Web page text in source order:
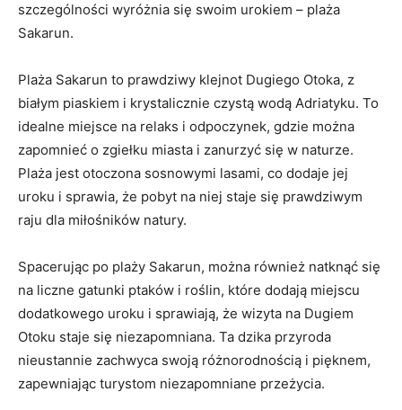
szczególności wyróżnia ‌się ​swoim ⁣urokiem –​ plaża‌
Sakarun.
Plaża Sakarun to prawdziwy ⁣klejnot Dugiego Otoka,⁤ z
białym piaskiem i krystalicznie czystą wodą Adriatyku. To
idealne ⁢miejsce na ​relaks i odpoczynek, gdzie ‌można
zapomnieć o ‌zgiełku miasta ​i zanurzyć się w naturze.
‌Plaża jest ‌otoczona sosnowymi lasami, co dodaje jej
uroku ​i sprawia, że pobyt⁢ na niej ​staje się prawdziwym⁤
raju⁤ dla miłośników natury.
Spacerując po‌ plaży Sakarun,‍ można również natknąć ‌się
na liczne⁢ gatunki⁣ ptaków i roślin, ‍które dodają ⁢miejscu
dodatkowego uroku i sprawiają, ‌że ⁣wizyta na Dugiem
Otoku ⁣staje ⁤się‍ niezapomniana. Ta‌ dzika przyroda
nieustannie zachwyca swoją⁤ różnorodnością i ‌pięknem,
zapewniając turystom ⁣niezapomniane przeżycia.